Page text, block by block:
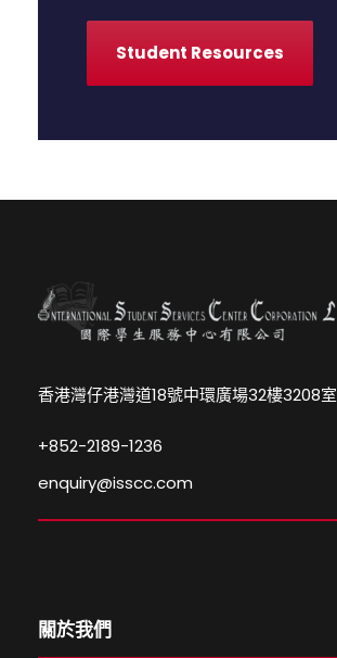
Student Resources
香港灣仔港灣道18號中環廣場32樓3208室
+852-2189-1236
enquiry@isscc.com
關於我們